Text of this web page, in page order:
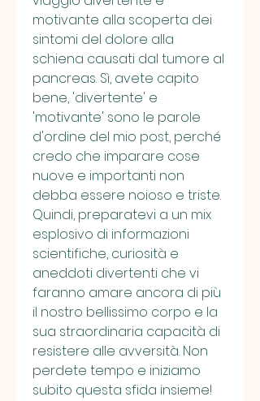
motivante alla scoperta dei
sintomi del dolore alla
schiena causati dal tumore al
pancreas. Sì, avete capito
bene, 'divertente' e
'motivante' sono le parole
d'ordine del mio post, perché
credo che imparare cose
nuove e importanti non
debba essere noioso e triste.
Quindi, preparatevi a un mix
esplosivo di informazioni
scientifiche, curiosità e
aneddoti divertenti che vi
faranno amare ancora di più
il nostro bellissimo corpo e la
sua straordinaria capacità di
resistere alle avversità. Non
perdete tempo e iniziamo
subito questa sfida insieme!